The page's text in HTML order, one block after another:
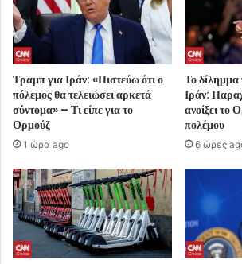
Τραμπ για Ιράν: «Πιστεύω ότι ο
πόλεμος θα τελειώσει αρκετά
σύντομα» – Τι είπε για το
Ορμούζ
1 ώρα ago
Το δίλημμα
Ιράν:
ανοίξει το
πολέμου
6 ώρες